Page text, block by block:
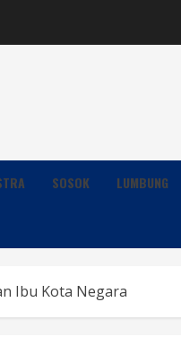
SOSOK LUMBUNG
Ibu Kota Negara